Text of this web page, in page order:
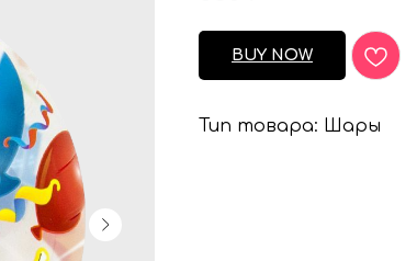
BUY NOW
Тип товара: Шары